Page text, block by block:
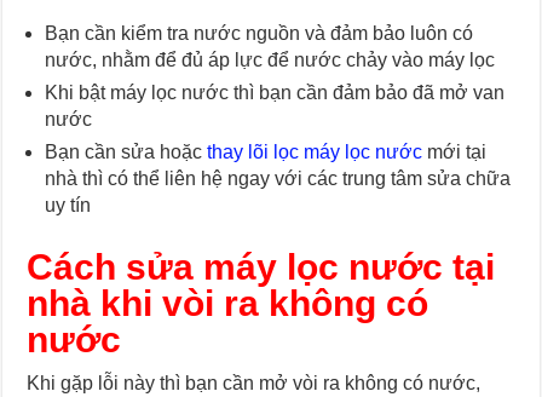
Bạn cần kiểm tra nước nguồn và đảm bảo luôn có
nước, nhằm để đủ áp lực để nước chảy vào máy lọc
Khi bật máy lọc nước thì bạn cần đảm bảo đã mở van
nước
Bạn cần sửa hoặcthay lõi lọc máy lọc nước mới tại
nhà thì có thể liên hệ ngay với các trung tâm sửa chữa
uy tín
Cách sửa máy lọc nước tại
nhà khi vòi ra không có
nước
Khi gặp lỗi này thì bạn cần mở vòi ra không có nước,